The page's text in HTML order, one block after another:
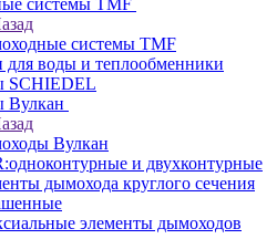
системы TMF
системы TMF
для воды и теплообменники
SCHIEDEL
Вулкан
Вулкан
и двухконтурные
дымохода круглого сечения
элементы дымоходов